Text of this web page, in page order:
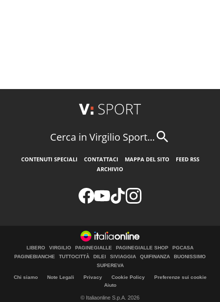
Cerca in Virgilio Sport...
CONTENUTI SPECIALI CONTATTACI MAPPA DEL SITO
FEED RSS
ARCHIVIO
LIBERO VIRGILIO PAGINEGIALLE PAGINEGIALLE SHOP
PGCASA
PAGINEBIANCHE
TUTTOCITTÀ DILEI SIVIAGGIA QUIFINANZA
BUONISSIMO
SUPEREVA
Chi siamo Note Legali Privacy Cookie Policy
Preferenze sui cookie
Aiuto
© Italiaonline S.p.A. 2026